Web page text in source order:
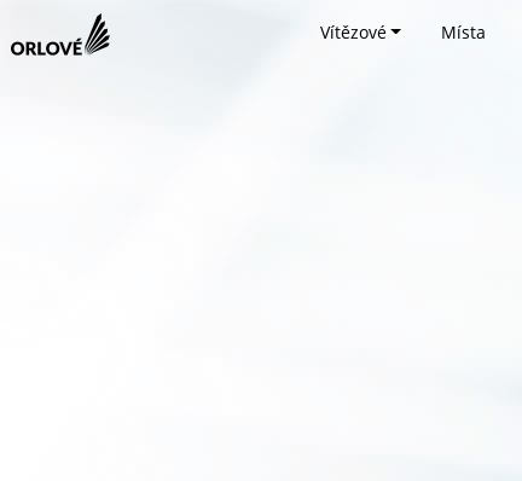
Vítězové Místa